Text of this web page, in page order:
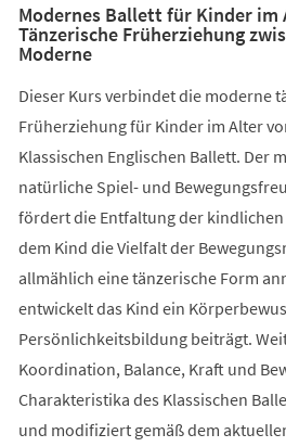
Modernes Ballett für Kinder im
Tänzerische Früherziehung
Moderne
Dieser Kurs verbindet die moderne
Früherziehung für Kinder im Alter
Klassischen Englischen Ballett. Der
natürliche Spiel- und
fördert die Entfaltung der
dem Kind die Vielfalt der
allmählich eine tänzerische Form
entwickelt das Kind ein
Persönlichkeitsbildung beiträgt.
Koordination, Balance, Kraft und
Charakteristika des Klassischen
und modifiziert gemäß dem